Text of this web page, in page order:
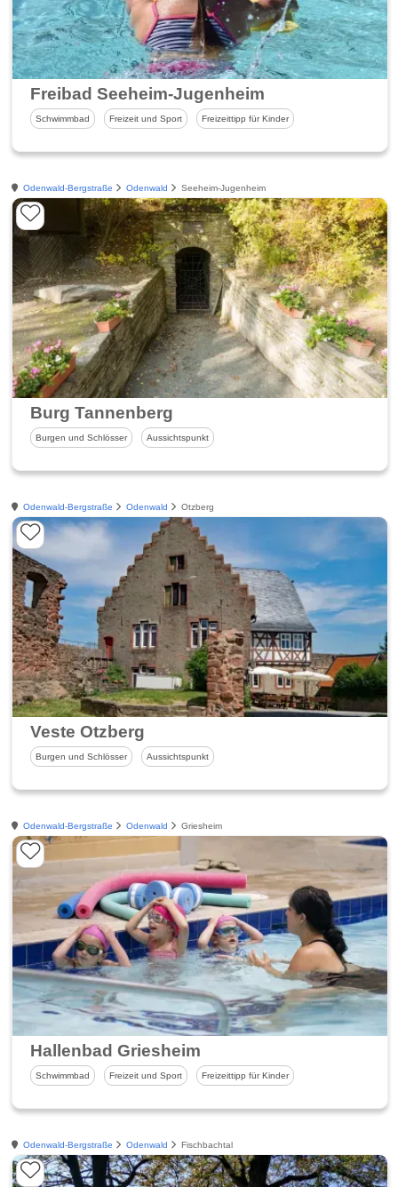
Freibad Seeheim-Jugenheim
Schwimmbad Freizeit und Sport Freizeittipp für Kinder
Odenwald-Bergstraße Odenwald Seeheim-Jugenheim
Burg Tannenberg
Burgen und Schlösser Aussichtspunkt
Odenwald-Bergstraße Odenwald Otzberg
Veste Otzberg
Burgen und Schlösser Aussichtspunkt
Odenwald-Bergstraße Odenwald Griesheim
Hallenbad Griesheim
Schwimmbad Freizeit und Sport Freizeittipp für Kinder
Odenwald-Bergstraße Odenwald Fischbachtal